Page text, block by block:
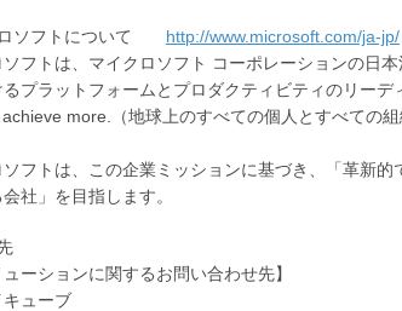
ロソフトについて http://www.microsoft.com/ja-jp/
ソフトは、マイクロソフト コーポレーションの日
プラットフォームとプロダクティビティのリー
more.（地球上のすべての個人とすべての
ソフトは、この企業ミッションに基づき、「革新
社」を目指します。
ューションに関するお問い合わせ先】
ューブ